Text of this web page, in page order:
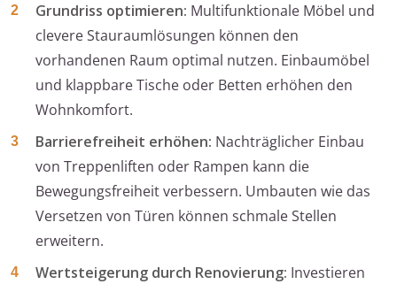
Grundriss optimieren: Multifunktionale Möbel und
clevere Stauraumlösungen können den
vorhandenen Raum optimal nutzen. Einbaumöbel
und klappbare Tische oder Betten erhöhen den
Wohnkomfort.
Barrierefreiheit erhöhen: Nachträglicher Einbau
von Treppenliften oder Rampen kann die
Bewegungsfreiheit verbessern. Umbauten wie das
Versetzen von Türen können schmale Stellen
erweitern.
Wertsteigerung durch Renovierung: Investieren